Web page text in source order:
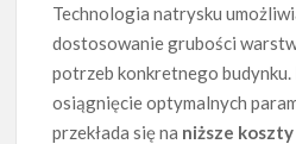
Technologia natrysku
dostosowanie grubości
potrzeb konkretnego budynku.
osiągnięcie optymalnych
przekłada się na niższe